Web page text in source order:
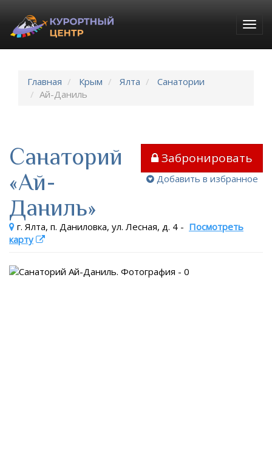
Главная Крым Ялта
Санатории
Ай-Даниль
Забронировать
Добавить в избранное
Санаторий
«Ай-
Даниль»
г. Ялта, п. Даниловка, ул. Лесная, д. 4 - Посмотреть
карту